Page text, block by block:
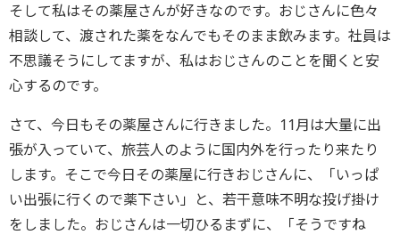
そして私はその薬屋さんが好きなのです。おじさんに色々
相談して、渡された薬をなんでもそのまま飲みます。社員は
不思議そうにしてますが、私はおじさんのことを聞くと安
心するのです。
さて、今日もその薬屋さんに行きました。11月は大量に出
張が入っていて、旅芸人のように国内外を行ったり来たり
します。そこで今日その薬屋に行きおじさんに、「いっぱ
い出張に行くので薬下さい」と、若干意味不明な投げ掛け
をしました。おじさんは一切ひるまずに、「そうですね